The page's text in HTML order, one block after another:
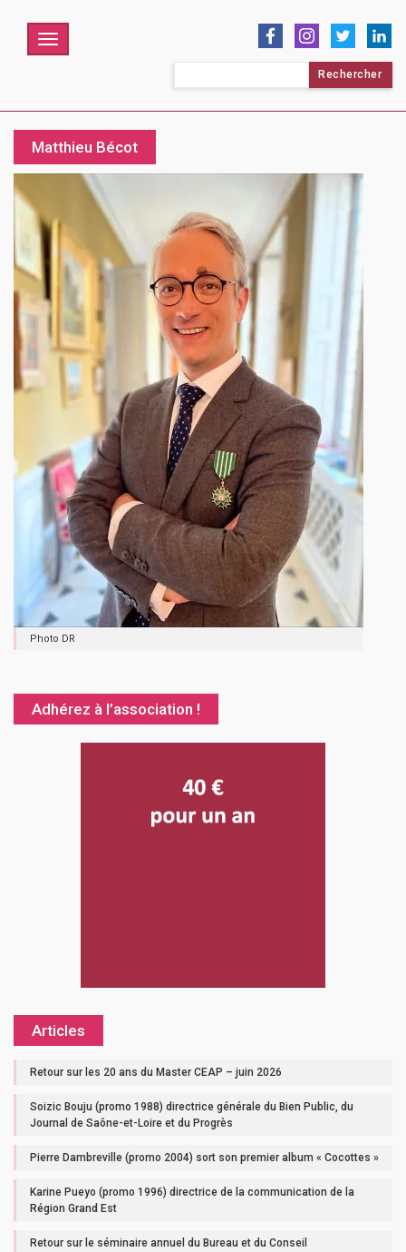
Menu
Matthieu Bécot
Photo DR
Adhérez à l’association !
Articles
Retour sur les 20 ans du Master CEAP – juin 2026
Soizic Bouju (promo 1988) directrice générale du Bien Public, du
Journal de Saône-et-Loire et du Progrès
Pierre Dambreville (promo 2004) sort son premier album « Cocottes »
Karine Pueyo (promo 1996) directrice de la communication de la
Région Grand Est
Retour sur le séminaire annuel du Bureau et du Conseil